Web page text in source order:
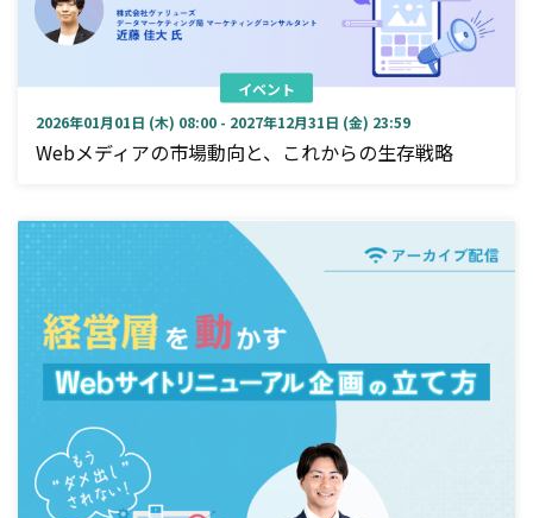
イベント
2026年01月01日 (木) 08:00 - 2027年12月31日 (金) 23:59
Webメディアの市場動向と、これからの生存戦略